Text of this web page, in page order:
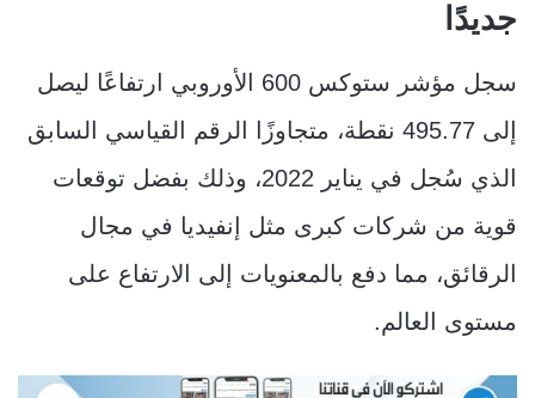
جديدًا
سجل مؤشر ستوكس 600 الأوروبي ارتفاعًا ليصل
إلى 495.77 نقطة، متجاوزًا الرقم القياسي السابق
الذي سُجل في يناير 2022، وذلك بفضل توقعات
قوية من شركات كبرى مثل إنفيديا في مجال
الرقائق، مما دفع بالمعنويات إلى الارتفاع على
مستوى العالم.